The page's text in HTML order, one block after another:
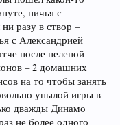
ничья с
разу в створ –
с Александрией
после нелепой
– 2 домашних
на то чтобы занять
унылой игры в
дважды Динамо
не более одного